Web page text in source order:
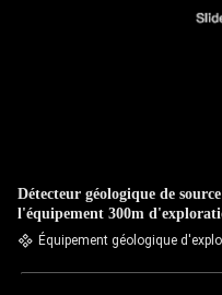
Détecteur géologique de
l'équipement 300m
Équipement géologique